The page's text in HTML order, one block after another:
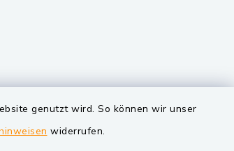
genutzt wird. So können wir unser
widerrufen.
VG und Gemeinden